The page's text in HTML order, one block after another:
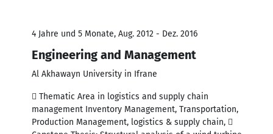
4 Jahre und 5 Monate, Aug. 2012 - Dez. 2016
Engineering and Management
Al Akhawayn University in Ifrane
 Thematic Area in logistics and supply chain
management Inventory Management, Transportation,
Production Management, logistics & supply chain, 